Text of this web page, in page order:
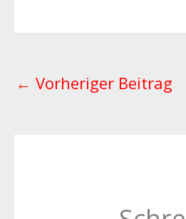
← Vorheriger Beitrag